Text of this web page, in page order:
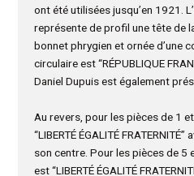
ont été utilisées jusqu’en 1921.
représente de profil une tête de
bonnet phrygien et ornée d’une
circulaire est “RÉPUBLIQUE
Daniel Dupuis est également
Au revers, pour les pièces de 1
“LIBERTÉ ÉGALITÉ
son centre. Pour les pièces de 5
est “LIBERTÉ ÉGALITÉ